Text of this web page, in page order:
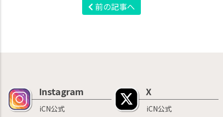
前の記事へ
Instagram
iCN公式
X
iCN公式